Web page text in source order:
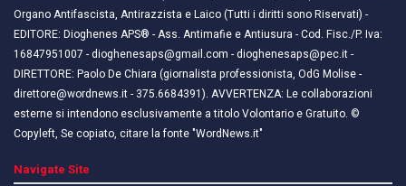
Organo Antifascista, Antirazzista e Laico (Tutti i diritti sono Riservati) -
EDITORE: Dioghenes APS® - Ass. Antimafie e Antiusura - Cod. Fisc./P. Iva:
16847951007 - dioghenesaps@gmail.com - dioghenesaps@pec.it - ​​
DIRETTORE: Paolo De Chiara (giornalista professionista, OdG Molise -
direttore@wordnews.it - ​​375.6684391). AVVERTENZA: Le collaborazioni
esterne si intendono esclusivamente a titolo Volontario e Gratuito. ©
Copyleft, Se copiato, citare la fonte "WordNews.it"
Navigate Site